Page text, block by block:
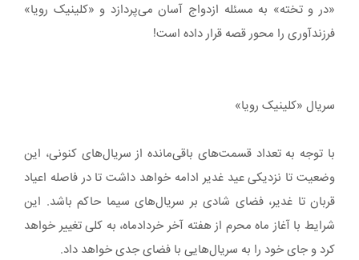
«در و تخته» به مسئله ازدواج آسان می‌پردازد و «کلینیک رویا»
فرزندآوری را محور قصه قرار داده است!
سریال «کلینیک رویا»
با توجه به تعداد قسمت‌های باقی‌مانده از سریال‌های کنونی، این
وضعیت تا نزدیکی عید غدیر ادامه خواهد داشت تا در فاصله اعیاد
قربان تا غدیر، فضای شادی بر سریال‌های سیما حاکم باشد. این
شرایط با آغاز ماه محرم از هفته آخر خردادماه، به کلی تغییر خواهد
کرد و جای خود را به سریال‌هایی با فضای جدی خواهد داد.